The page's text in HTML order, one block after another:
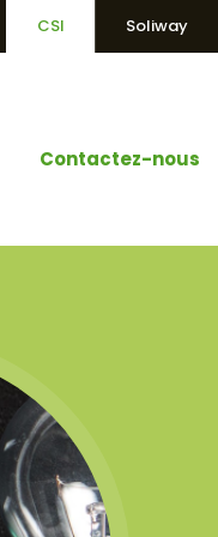
CSI Soliway
Contactez-nous